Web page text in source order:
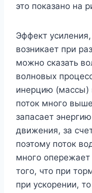
это показано на
Эффект
возникает при
можно сказать
волновых
инерцию (массы)
поток много
запасает
движения, за
поэтому поток
много опережает
того, что при
при ускорении,